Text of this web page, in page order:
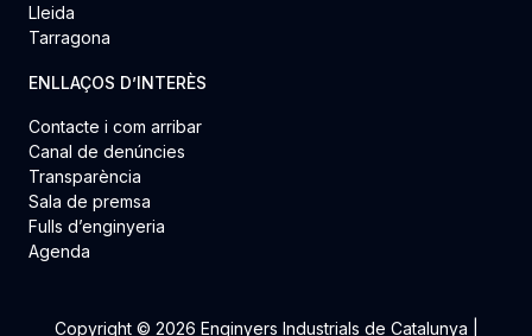
Lleida
Tarragona
ENLLAÇOS D’INTERÈS
Contacte i com arribar
Canal de denúncies
Transparència
Sala de premsa
Fulls d’enginyeria
Agenda
Copyright © 2026 Enginyers Industrials de Catalunya |